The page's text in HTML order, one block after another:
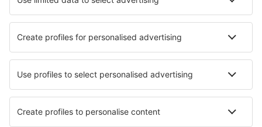
Cele mai bune hoteluri - orașe
Hoteluri în Union Gap Hoteluri în Quistelo
Hoteluri în Fontevraud L'Abbaye Hoteluri în Latour-Bas-Elne
Hoteluri în Jacou Hoteluri în Miles City